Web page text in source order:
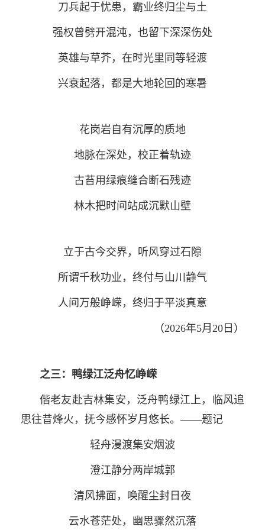
刀兵起于忧患，霸业终归尘与土
强权曾劈开混沌，也留下深深伤处
英雄与草芥，在时光里同等轻渡
兴衰起落，都是大地轮回的寒暑
花岗岩自有沉厚的质地
地脉在深处，校正着轨迹
古苔用绿痕缝合断石残迹
林木把时间站成沉默山壁
立于古今交界，听风穿过石隙
所谓千秋功业，终付与山川静气
人间万般峥嵘，终归于平淡真意
（2026年5月20日）
之三：鸭绿江泛舟忆峥嵘
偕老友赴吉林集安，泛舟鸭绿江上，临风追
思往昔烽火，抚今感怀岁月悠长。——题记
轻舟漫渡集安烟波
澄江静分两岸城郭
清风拂面，唤醒尘封日夜
云水苍茫处，幽思骤然沉落